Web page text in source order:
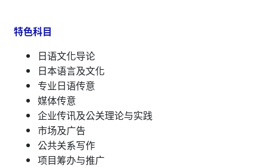
特色科目
日语文化导论
日本语言及文化
专业日语传意
媒体传意
企业传讯及公关理论与实践
市场及广告
公共关系写作
项目筹办与推广